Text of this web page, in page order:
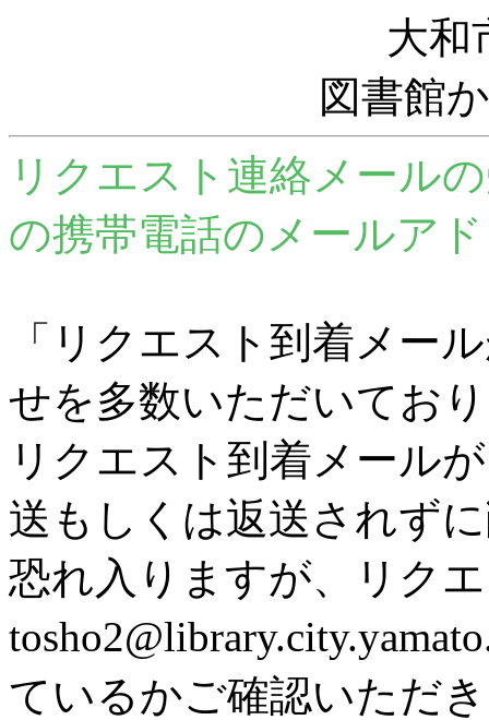
大和
図書館
リクエスト連絡メール
の携帯電話のメールア
「リクエスト到着メー
せを多数いただいてお
リクエスト到着メール
送もしくは返送されず
恐れ入りますが、リク
ているかご確認いただ